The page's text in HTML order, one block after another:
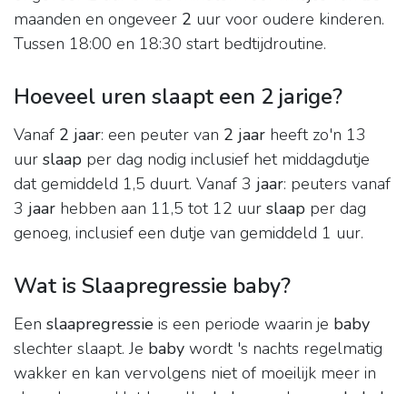
maanden en ongeveer 2 uur voor oudere kinderen.
Tussen 18:00 en 18:30 start bedtijdroutine.
Hoeveel uren slaapt een 2 jarige?
Vanaf 2 jaar: een peuter van 2 jaar heeft zo'n 13
uur slaap per dag nodig inclusief het middagdutje
dat gemiddeld 1,5 duurt. Vanaf 3 jaar: peuters vanaf
3 jaar hebben aan 11,5 tot 12 uur slaap per dag
genoeg, inclusief een dutje van gemiddeld 1 uur.
Wat is Slaapregressie baby?
Een slaapregressie is een periode waarin je baby
slechter slaapt. Je baby wordt 's nachts regelmatig
wakker en kan vervolgens niet of moeilijk meer in